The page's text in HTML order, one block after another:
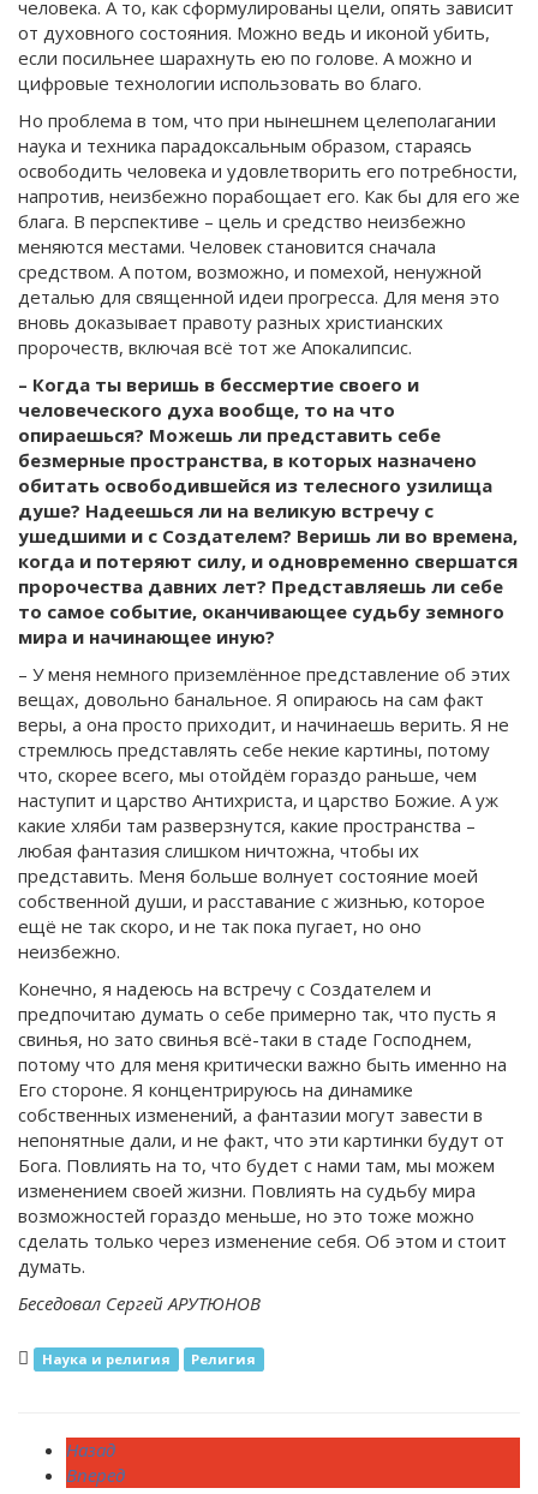
человека. А то, как сформулированы цели, опять зависит
от духовного состояния. Можно ведь и иконой убить,
если посильнее шарахнуть ею по голове. А можно и
цифровые технологии использовать во благо.
Но проблема в том, что при нынешнем целеполагании
наука и техника парадоксальным образом, стараясь
освободить человека и удовлетворить его потребности,
напротив, неизбежно порабощает его. Как бы для его же
блага. В перспективе – цель и средство неизбежно
меняются местами. Человек становится сначала
средством. А потом, возможно, и помехой, ненужной
деталью для священной идеи прогресса. Для меня это
вновь доказывает правоту разных христианских
пророчеств, включая всё тот же Апокалипсис.
– Когда ты веришь в бессмертие своего и
человеческого духа вообще, то на что
опираешься? Можешь ли представить себе
безмерные пространства, в которых назначено
обитать освободившейся из телесного узилища
душе? Надеешься ли на великую встречу с
ушедшими и с Создателем? Веришь ли во времена,
когда и потеряют силу, и одновременно свершатся
пророчества давних лет? Представляешь ли себе
то самое событие, оканчивающее судьбу земного
мира и начинающее иную?
– У меня немного приземлённое представление об этих
вещах, довольно банальное. Я опираюсь на сам факт
веры, а она просто приходит, и начинаешь верить. Я не
стремлюсь представлять себе некие картины, потому
что, скорее всего, мы отойдём гораздо раньше, чем
наступит и царство Антихриста, и царство Божие. А уж
какие хляби там разверзнутся, какие пространства –
любая фантазия слишком ничтожна, чтобы их
представить. Меня больше волнует состояние моей
собственной души, и расставание с жизнью, которое
ещё не так скоро, и не так пока пугает, но оно
неизбежно.
Конечно, я надеюсь на встречу с Создателем и
предпочитаю думать о себе примерно так, что пусть я
свинья, но зато свинья всё-таки в стаде Господнем,
потому что для меня критически важно быть именно на
Его стороне. Я концентрируюсь на динамике
собственных изменений, а фантазии могут завести в
непонятные дали, и не факт, что эти картинки будут от
Бога. Повлиять на то, что будет с нами там, мы можем
изменением своей жизни. Повлиять на судьбу мира
возможностей гораздо меньше, но это тоже можно
сделать только через изменение себя. Об этом и стоит
думать.
Беседовал Сергей АРУТЮНОВ
Наука и религия Религия
Назад
Вперед